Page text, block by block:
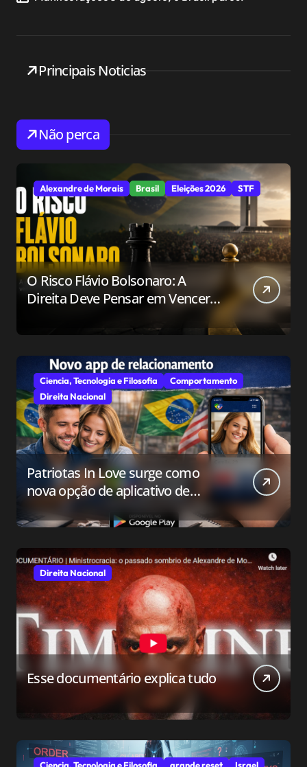
Principais Noticias
Não perca
Alexandre de Morais Brasil Eleições 2026 STF
O Risco Flávio Bolsonaro: A
Direita Deve Pensar em Vencer
Ciencia, Tecnologia e Filosofia
Comportamento
Direita Nacional
Patriotas In Love surge como
nova opção de aplicativo de
relacionamento para o público
conservador
Direita Nacional
Esse documentário explica tudo
Ciencia, Tecnologia e Filosofia grande reset Israel